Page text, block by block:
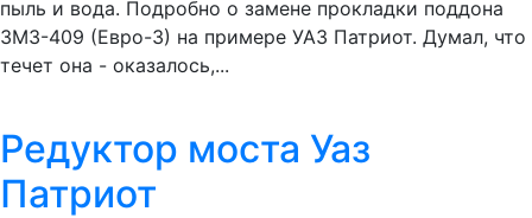
пыль и вода. Подробно о замене прокладки поддона
ЗМЗ-409 (Евро-3) на примере УАЗ Патриот. Думал, что
течет она - оказалось,...
Редуктор моста Уаз
Патриот